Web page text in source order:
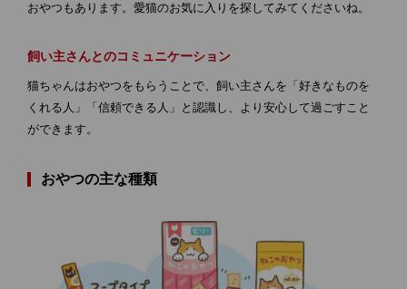
おやつもあります。愛猫のお気に入りを探してみてくださいね。
飼い主さんとのコミュニケーション
猫ちゃんはおやつをもらうことで、飼い主さんを「好きなものを
くれる人」「信頼できる人」と認識し、より安心して過ごすこと
ができます。
おやつの主な種類